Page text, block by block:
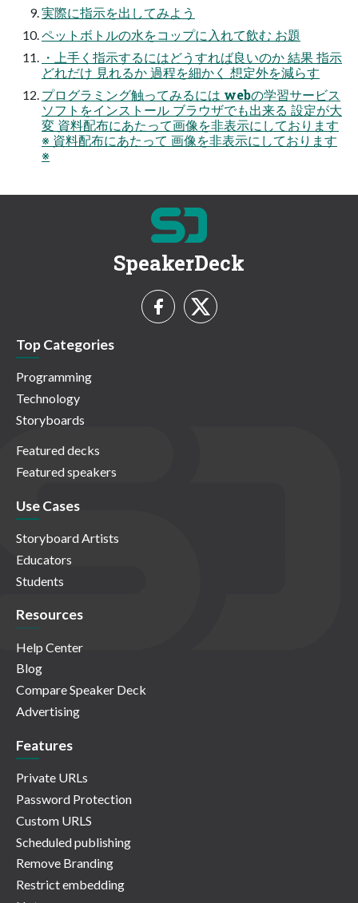
実際に指示を出してみよう
ペットボトルの水をコップに入れて飲む お題
・上手く指示するにはどうすれば良いのか 結果 指示
どれだけ 見れるか 過程を細かく 想定外を減らす
プログラミング触ってみるには webの学習サービス
ソフトをインストール ブラウザでも出来る 設定が大
変 資料配布にあたって画像を非表示にしております
※ 資料配布にあたって 画像を非表示にしております
※
SpeakerDeck
Top Categories
Programming
Technology
Storyboards
Featured decks
Featured speakers
Use Cases
Storyboard Artists
Educators
Students
Resources
Help Center
Blog
Compare Speaker Deck
Advertising
Features
Private URLs
Password Protection
Custom URLS
Scheduled publishing
Remove Branding
Restrict embedding